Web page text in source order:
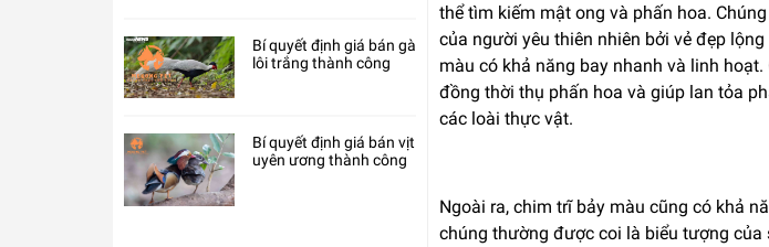
Bí quyết định giá bán gà
lôi trắng thành công
Bí quyết định giá bán vịt
uyên ương thành công
thể tìm kiếm mật ong và phấn hoa.
của người yêu thiên nhiên bởi vẻ đẹp
màu có khả năng bay nhanh và linh
đồng thời thụ phấn hoa và giúp lan tỏa
các loài thực vật.
Ngoài ra, chim trĩ bảy màu cũng có khả
chúng thường được coi là biểu tượng của